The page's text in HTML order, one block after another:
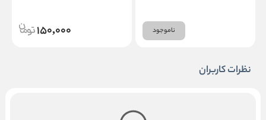
ناموجود 150,000
نظرات کاربران